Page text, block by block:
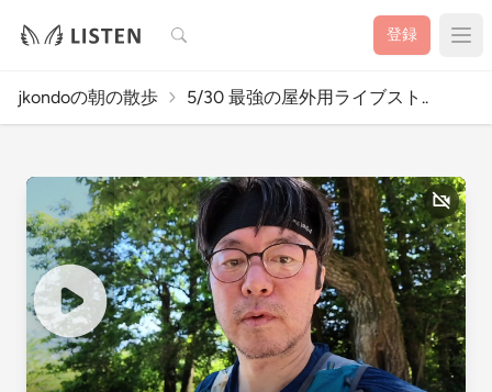
検索 登録
jkondoの朝の散歩 5/30 最強の屋外用ライブスト..